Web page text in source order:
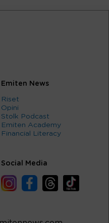
Emiten News
Riset
Opini
Stolk Podcast
Emiten Academy
Financial Literacy
Social Media